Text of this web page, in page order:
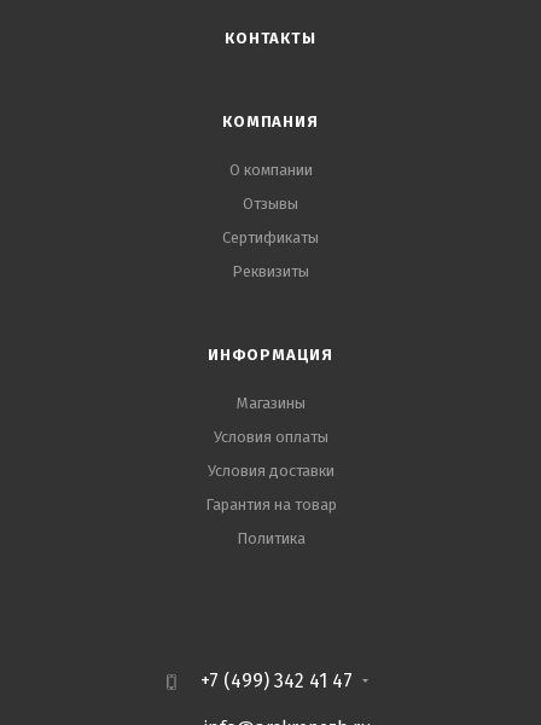
КОНТАКТЫ
КОМПАНИЯ
О компании
Отзывы
Сертификаты
Реквизиты
ИНФОРМАЦИЯ
Магазины
Условия оплаты
Условия доставки
Гарантия на товар
Политика
+7 (499) 342 41 47